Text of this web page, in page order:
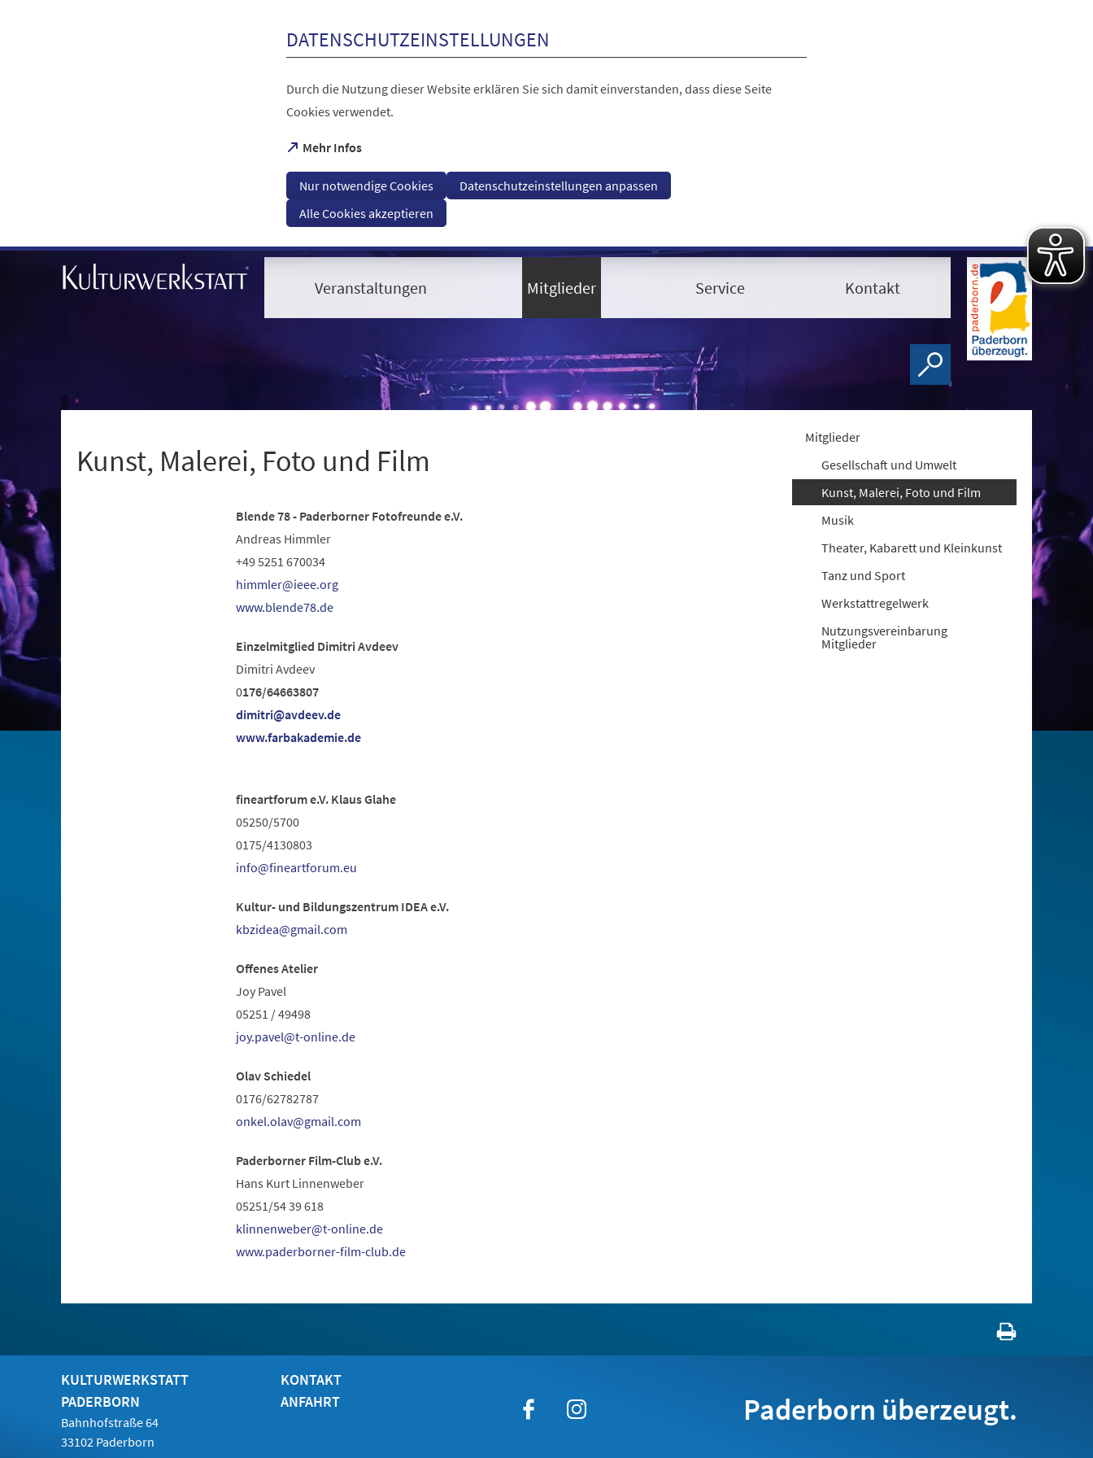
Assistenzsoftware
DATENSCHUTZEINSTELLUNGEN
Durch die Nutzung dieser Website erklären Sie sich damit einverstanden, dass diese Seite
Cookies verwendet.
Mehr Infos
(Öffnet
einem
neuen
Tab)
Nur notwendige Cookies
Datenschutzeinstellungen anpassen
Alle Cookies akzeptieren
Veranstaltungen Mitglieder Service Kontakt
Kunst, Malerei, Foto und Film
Blende 78 - Paderborner Fotofreunde e.V.
Andreas Himmler
+49 5251 670034
himmler
ieee org
www.blende78.de
Einzelmitglied Dimitri Avdeev
Dimitri Avdeev
0176/64663807
dimitri
avdeev de
www.farbakademie.de
fineartforum e.V. Klaus Glahe
05250/5700
0175/4130803
info
fineartforum eu
Kultur- und Bildungszentrum IDEA e.V.
kbzidea
gmail com
Offenes Atelier
Joy Pavel
05251 / 49498
joy.pavel
t-online de
Olav Schiedel
0176/62782787
onkel.olav
gmail com
Paderborner Film-Club e.V.
Hans Kurt Linnenweber
05251/54 39 618
klinnenweber
t-online de
www.paderborner-film-club.de
Mitglieder
Gesellschaft und Umwelt
Kunst, Malerei, Foto und Film
Musik
Theater, Kabarett und Kleinkunst
Tanz und Sport
Werkstattregelwerk
Nutzungsvereinbarung
Mitglieder
KULTURWERKSTATT
PADERBORN
Bahnhofstraße 64
33102 Paderborn
KONTAKT
ANFAHRT
Paderborn überzeugt.